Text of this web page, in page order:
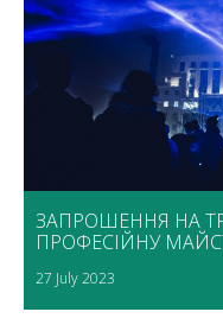
ЗАПРОШЕННЯ НА
ПРОФЕСІЙНУ
27 July 2023